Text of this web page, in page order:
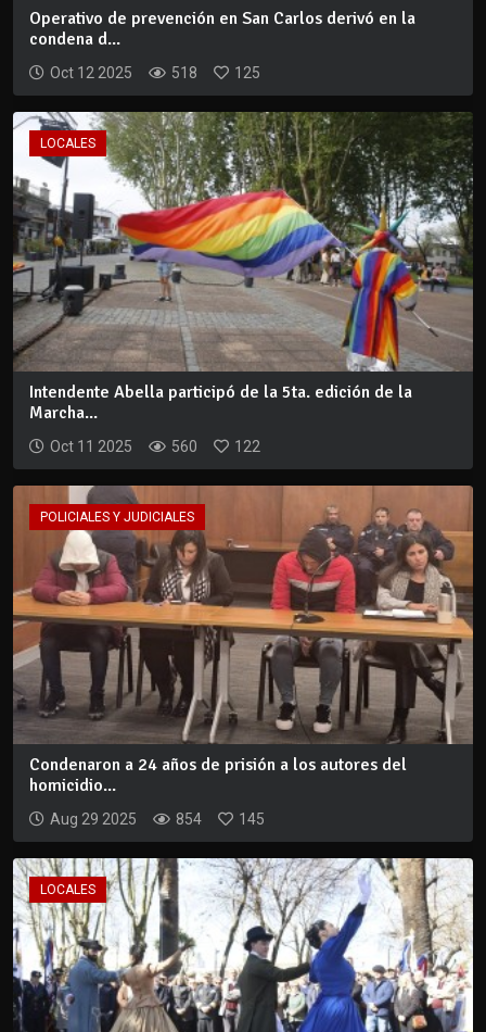
Operativo de prevención en San Carlos derivó en la
condena d...
Oct 12 2025 518 125
LOCALES
Intendente Abella participó de la 5ta. edición de la
Marcha...
Oct 11 2025 560 122
POLICIALES Y JUDICIALES
Condenaron a 24 años de prisión a los autores del
homicidio...
Aug 29 2025 854 145
LOCALES